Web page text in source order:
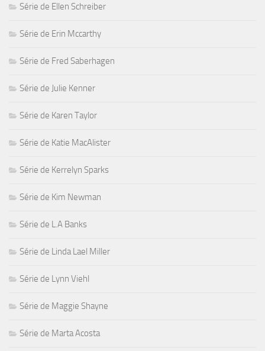
Série de Ellen Schreiber
Série de Erin Mccarthy
Série de Fred Saberhagen
Série de Julie Kenner
Série de Karen Taylor
Série de Katie MacAlister
Série de Kerrelyn Sparks
Série de Kim Newman
Série de L.A Banks
Série de Linda Lael Miller
Série de Lynn Viehl
Série de Maggie Shayne
Série de Marta Acosta